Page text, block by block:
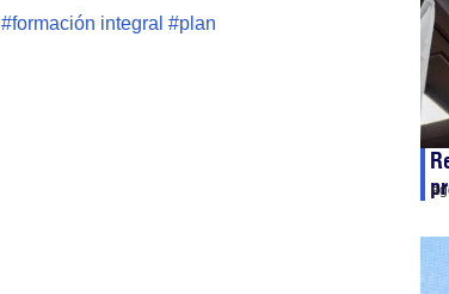
#formación integral #plan